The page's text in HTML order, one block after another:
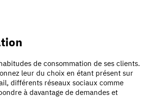
de consommation de ses clients.
leur du choix en étant présent sur
différents réseaux sociaux comme
à davantage de demandes et